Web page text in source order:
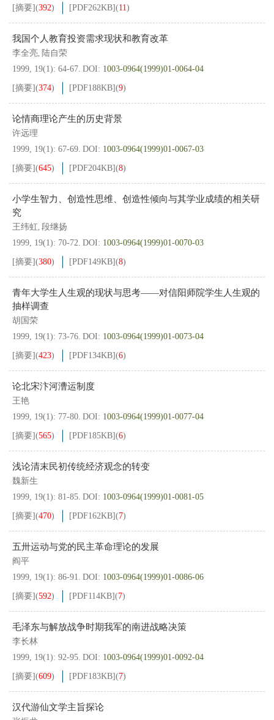
[摘要](392) [PDF262KB](11)
我国个人教育投资需求现状和教育改革
李全亮, 陆自荣
1999, 19(1): 64-67. DOI: 1003-0964(1999)01-0064-04
[摘要](374) [PDF188KB](9)
论情商理论产生的历史背景
许远理
1999, 19(1): 67-69. DOI: 1003-0964(1999)01-0067-03
[摘要](645) [PDF204KB](8)
小学生智力、创造性思维、创造性倾向与其学业成绩的相关研
究
王纬虹, 段继扬
1999, 19(1): 70-72. DOI: 1003-0964(1999)01-0070-03
[摘要](380) [PDF149KB](8)
青年大学生人生观的现状与思考——对信阳师院学生人生观的
抽样调查
胡国荣
1999, 19(1): 73-76. DOI: 1003-0964(1999)01-0073-04
[摘要](423) [PDF134KB](6)
论北宋汴河漕运制度
王艳
1999, 19(1): 77-80. DOI: 1003-0964(1999)01-0077-04
[摘要](565) [PDF185KB](6)
浅论清末民初传统经济观念的转变
魏新生
1999, 19(1): 81-85. DOI: 1003-0964(1999)01-0081-05
[摘要](470) [PDF162KB](7)
五卅运动与党的民主革命理论的发展
阎平
1999, 19(1): 86-91. DOI: 1003-0964(1999)01-0086-06
[摘要](592) [PDF114KB](7)
毛泽东与解放战争时期我军的南进战略决策
李长林
1999, 19(1): 92-95. DOI: 1003-0964(1999)01-0092-04
[摘要](609) [PDF183KB](7)
汉代游仙文学主旨探论